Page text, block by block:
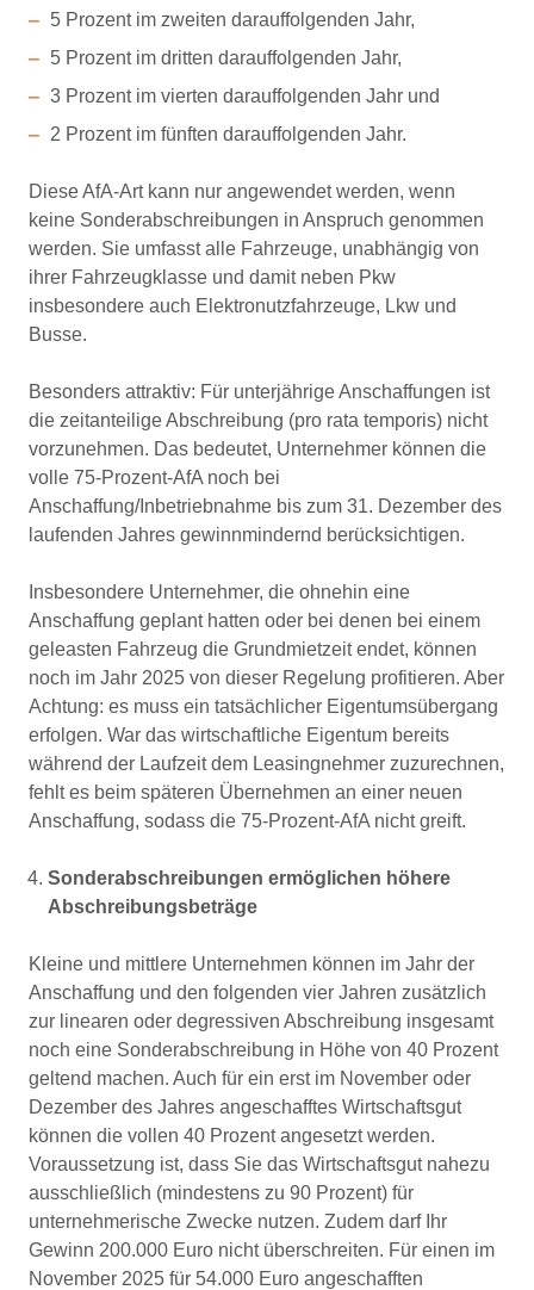
5 Prozent im zweiten darauffolgenden Jahr,
5 Prozent im dritten darauffolgenden Jahr,
3 Prozent im vierten darauffolgenden Jahr und
2 Prozent im fünften darauffolgenden Jahr.
Diese AfA-Art kann nur angewendet werden, wenn
keine Sonderabschreibungen in Anspruch genommen
werden. Sie umfasst alle Fahrzeuge, unabhängig von
ihrer Fahrzeugklasse und damit neben Pkw
insbesondere auch Elektronutzfahrzeuge, Lkw und
Busse.
Besonders attraktiv: Für unterjährige Anschaffungen ist
die zeitanteilige Abschreibung (pro rata temporis) nicht
vorzunehmen. Das bedeutet, Unternehmer können die
volle 75-Prozent-AfA noch bei
Anschaffung/Inbetriebnahme bis zum 31. Dezember des
laufenden Jahres gewinnmindernd berücksichtigen.
Insbesondere Unternehmer, die ohnehin eine
Anschaffung geplant hatten oder bei denen bei einem
geleasten Fahrzeug die Grundmietzeit endet, können
noch im Jahr 2025 von dieser Regelung profitieren. Aber
Achtung: es muss ein tatsächlicher Eigentumsübergang
erfolgen. War das wirtschaftliche Eigentum bereits
während der Laufzeit dem Leasingnehmer zuzurechnen,
fehlt es beim späteren Übernehmen an einer neuen
Anschaffung, sodass die 75-Prozent-AfA nicht greift.
Sonderabschreibungen ermöglichen höhere
Abschreibungsbeträge
Kleine und mittlere Unternehmen können im Jahr der
Anschaffung und den folgenden vier Jahren zusätzlich
zur linearen oder degressiven Abschreibung insgesamt
noch eine Sonderabschreibung in Höhe von 40 Prozent
geltend machen. Auch für ein erst im November oder
Dezember des Jahres angeschafftes Wirtschaftsgut
können die vollen 40 Prozent angesetzt werden.
Voraussetzung ist, dass Sie das Wirtschaftsgut nahezu
ausschließlich (mindestens zu 90 Prozent) für
unternehmerische Zwecke nutzen. Zudem darf Ihr
Gewinn 200.000 Euro nicht überschreiten. Für einen im
November 2025 für 54.000 Euro angeschafften